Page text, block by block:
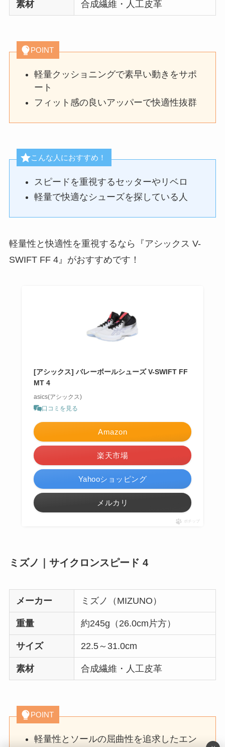
素材 合成繊維・人工皮革
POINT
軽量クッショニングで素早い動きをサポ
ート
フィット感の良いアッパーで快適性抜群
こんな人におすすめ！
スピードを重視するセッターやリベロ
軽量で快適なシューズを探している人
軽量性と快適性を重視するなら『アシックス V-
SWIFT FF 4』がおすすめです！
[アシックス] バレーボールシューズ V-SWIFT FF
MT 4
asics(アシックス)
口コミを見る
Amazon
楽天市場
Yahooショッピング
メルカリ
ポチップ
ミズノ｜サイクロンスピード 4
メーカー ミズノ（MIZUNO）
重量 約245g（26.0cm片方）
サイズ 22.5～31.0cm
素材 合成繊維・人工皮革
POINT
軽量性とソールの屈曲性を追求したエン